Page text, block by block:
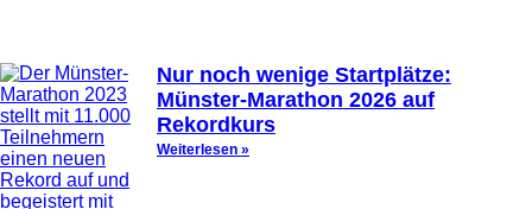
Nur noch wenige Startplätze:
Münster-Marathon 2026 auf
Rekordkurs
Weiterlesen »